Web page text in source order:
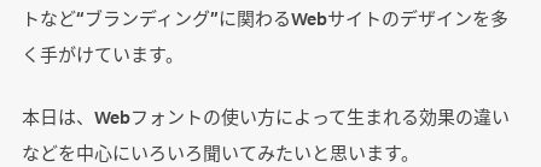
トなど“ブランディング”に関わるWebサイトのデザインを多
く手がけています。
本日は、Webフォントの使い方によって生まれる効果の違い
などを中心にいろいろ聞いてみたいと思います。